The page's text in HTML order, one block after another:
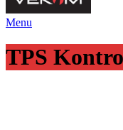
Menu
TPS